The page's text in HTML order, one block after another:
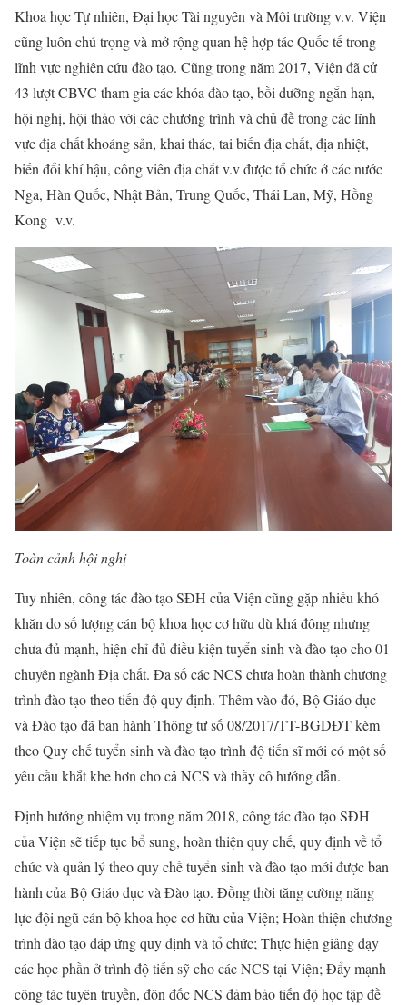
Khoa học Tự nhiên, Đại học Tài nguyên và Môi trường v.v. Viện
cũng luôn chú trọng và mở rộng quan hệ hợp tác Quốc tế trong
lĩnh vực nghiên cứu đào tạo. Cũng trong năm 2017, Viện đã cử
43 lượt CBVC tham gia các khóa đào tạo, bồi dưỡng ngắn hạn,
hội nghị, hội thảo với các chương trình và chủ đề trong các lĩnh
vực địa chất khoáng sản, khai thác, tai biến địa chất, địa nhiệt,
biến đổi khí hậu, công viên địa chất v.v được tổ chức ở các nước
Nga, Hàn Quốc, Nhật Bản, Trung Quốc, Thái Lan, Mỹ, Hồng
Kong v.v.
Toàn cảnh hội nghị
Tuy nhiên, công tác đào tạo SĐH của Viện cũng gặp nhiều khó
khăn do số lượng cán bộ khoa học cơ hữu dù khá đông nhưng
chưa đủ mạnh, hiện chỉ đủ điều kiện tuyển sinh và đào tạo cho 01
chuyên ngành Địa chất. Đa số các NCS chưa hoàn thành chương
trình đào tạo theo tiến độ quy định. Thêm vào đó, Bộ Giáo dục
và Đào tạo đã ban hành Thông tư số 08/2017/TT-BGDĐT kèm
theo Quy chế tuyển sinh và đào tạo trình độ tiến sĩ mới có một số
yêu cầu khắt khe hơn cho cả NCS và thầy cô hướng dẫn.
Định hướng nhiệm vụ trong năm 2018, công tác đào tạo SĐH
của Viện sẽ tiếp tục bổ sung, hoàn thiện quy chế, quy định về tổ
chức và quản lý theo quy chế tuyển sinh và đào tạo mới được ban
hành của Bộ Giáo dục và Đào tạo. Đồng thời tăng cường năng
lực đội ngũ cán bộ khoa học cơ hữu của Viện; Hoàn thiện chương
trình đào tạo đáp ứng quy định và tổ chức; Thực hiện giảng dạy
các học phần ở trình độ tiến sỹ cho các NCS tại Viện; Đẩy mạnh
công tác tuyên truyền, đôn đốc NCS đảm bảo tiến độ học tập đề